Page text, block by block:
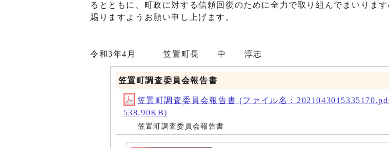
るとともに、町政に対する信頼回復のために全力で取り組んでまいりま
賜りますようお願い申し上げます。
令和3年4月 笠置町長 中 淳志
笠置町調査委員会報告書
笠置町調査委員会報告書 (ファイル名：
538.90KB)
笠置町調査委員会報告書